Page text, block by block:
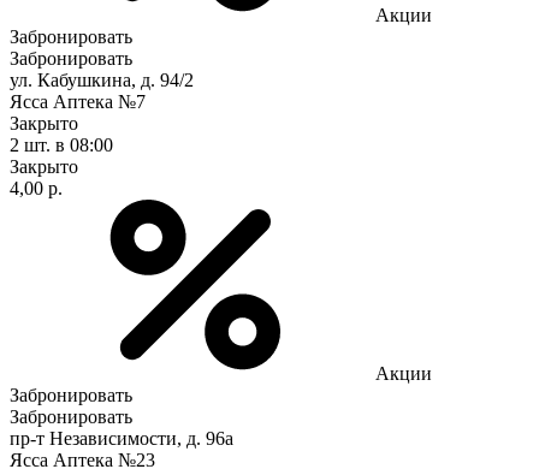
Акции
Забронировать
Забронировать
ул. Кабушкина, д. 94/2
Ясса Аптека №7
Закрыто
2 шт. в 08:00
Закрыто
4,00 р.
Акции
Забронировать
Забронировать
пр-т Независимости, д. 96а
Ясса Аптека №23